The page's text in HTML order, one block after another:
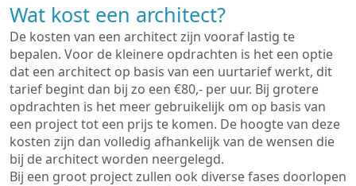
Wat kost een architect?
De kosten van een architect zijn vooraf lastig te
bepalen. Voor de kleinere opdrachten is het een optie
dat een architect op basis van een uurtarief werkt, dit
tarief begint dan bij zo een €80,- per uur. Bij grotere
opdrachten is het meer gebruikelijk om op basis van
een project tot een prijs te komen. De hoogte van deze
kosten zijn dan volledig afhankelijk van de wensen die
bij de architect worden neergelegd.
Bij een groot project zullen ook diverse fases doorlopen